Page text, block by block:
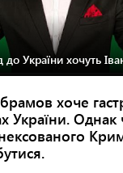
до України хочуть
хоче
України. Однак